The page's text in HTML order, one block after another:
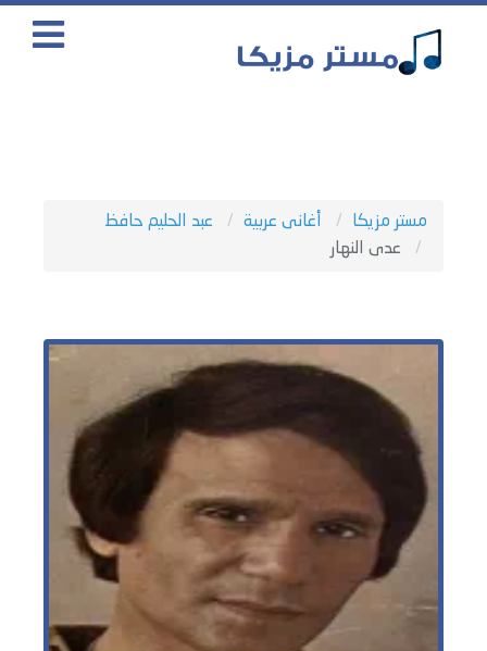
مستر مزيكا أغانى عربية
عبد الحليم حافظ
عدى النهار